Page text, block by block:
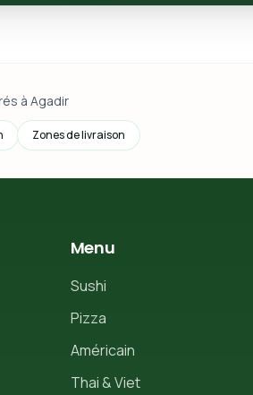
à Agadir
Zones de livraison
Menu
Sushi
Pizza
Américain
Thai & Viet